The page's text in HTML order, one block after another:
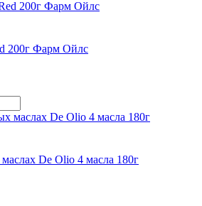
200г Фарм Ойлс
De Оlio 4 масла 180г